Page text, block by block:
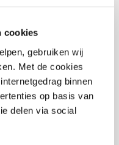
cookies
gebruiken wij
Met de cookies
binnen
op basis van
delen via social
Rug (optioneel)